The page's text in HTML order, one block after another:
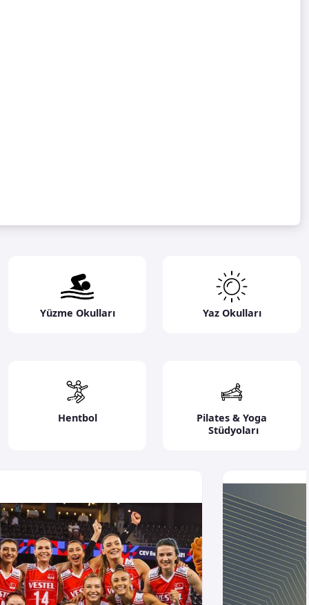
Yüzme Okulları Yaz Okulları
Hentbol
Pilates & Yoga
Stüdyoları